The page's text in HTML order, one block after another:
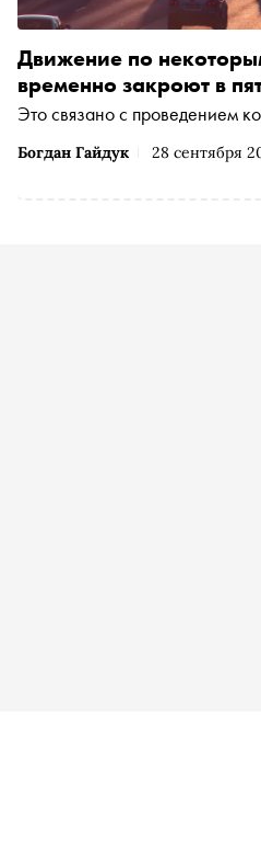
Богдан Гайдук 28 сентября
Движение по
временно закроют в
Это связано с проведением